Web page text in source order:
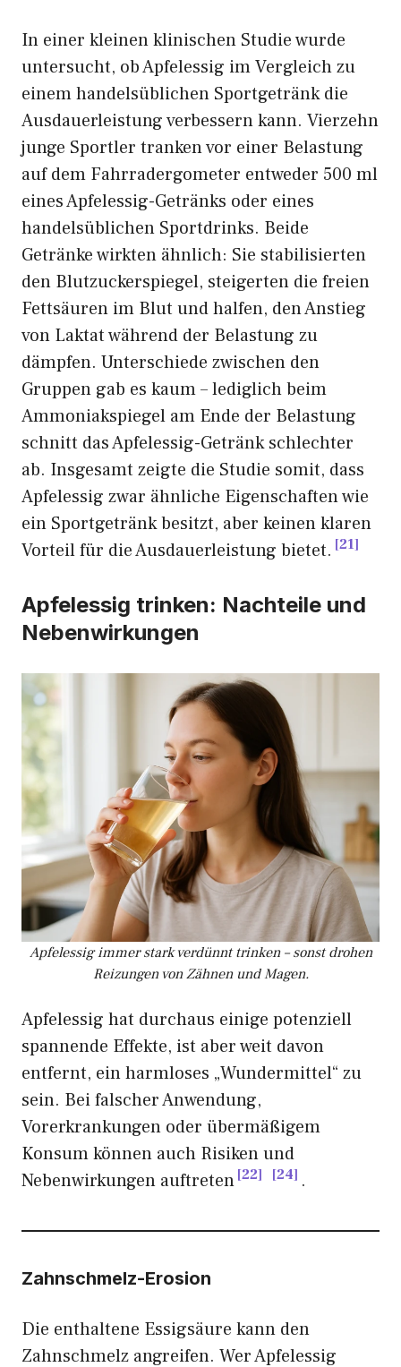
In einer kleinen klinischen Studie wurde
untersucht, ob Apfelessig im Vergleich zu
einem handelsüblichen Sportgetränk die
Ausdauerleistung verbessern kann. Vierzehn
junge Sportler tranken vor einer Belastung
auf dem Fahrradergometer entweder 500 ml
eines Apfelessig-Getränks oder eines
handelsüblichen Sportdrinks. Beide
Getränke wirkten ähnlich: Sie stabilisierten
den Blutzuckerspiegel, steigerten die freien
Fettsäuren im Blut und halfen, den Anstieg
von Laktat während der Belastung zu
dämpfen. Unterschiede zwischen den
Gruppen gab es kaum – lediglich beim
Ammoniakspiegel am Ende der Belastung
schnitt das Apfelessig-Getränk schlechter
ab. Insgesamt zeigte die Studie somit, dass
Apfelessig zwar ähnliche Eigenschaften wie
ein Sportgetränk besitzt, aber keinen klaren
Vorteil für die Ausdauerleistung bietet. 21
Apfelessig trinken: Nachteile und
Nebenwirkungen
Apfelessig immer stark verdünnt trinken – sonst drohen
Reizungen von Zähnen und Magen.
Apfelessig hat durchaus einige potenziell
spannende Effekte, ist aber weit davon
entfernt, ein harmloses „Wundermittel“ zu
sein. Bei falscher Anwendung,
Vorerkrankungen oder übermäßigem
Konsum können auch Risiken und
Nebenwirkungen auftreten 22 24 .
Zahnschmelz-Erosion
Die enthaltene Essigsäure kann den
Zahnschmelz angreifen. Wer Apfelessig